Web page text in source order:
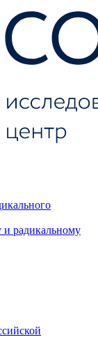
и радикальному